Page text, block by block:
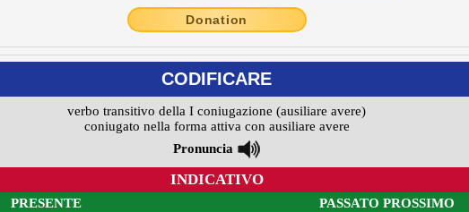
Donation
CODIFICARE
verbo transitivo della I coniugazione (ausiliare avere)
coniugato nella forma attiva con ausiliare avere
Pronuncia
INDICATIVO
PRESENTE
PASSATO PROSSIMO